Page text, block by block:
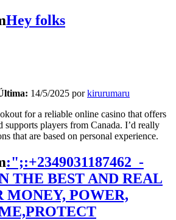
Hey folks
14/5/2025 porkirurumaru
for a reliable online casino that offers
supports players from Canada. I’d really
that are based on personal experience.
:";:+2349031187462_-
THE BEST AND REAL
MONEY, POWER,